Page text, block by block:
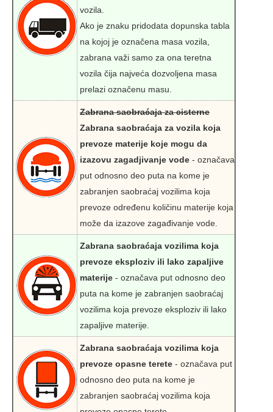
vozila.
Ako je znaku pridodata dopunska tabla
na kojoj je označena masa vozila,
zabrana važi samo za ona teretna
vozila čija najveća dozvoljena masa
prelazi označenu masu.
Zabrana saobraćaja za cisterne
Zabrana saobraćaja za vozila koja
prevoze materije koje mogu da
izazovu zagadjivanje vode - označava
put odnosno deo puta na kome je
zabranjen saobraćaj vozilima koja
prevoze određenu količinu materije koja
može da izazove zagađivanje vode.
Zabrana saobraćaja vozilima koja
prevoze eksploziv ili lako zapaljive
materije - označava put odnosno deo
puta na kome je zabranjen saobraćaj
vozilima koja prevoze eksploziv ili lako
zapaljive materije.
Zabrana saobraćaja vozilima koja
prevoze opasne terete - označava put
odnosno deo puta na kome je
zabranjen saobraćaj vozilima koja